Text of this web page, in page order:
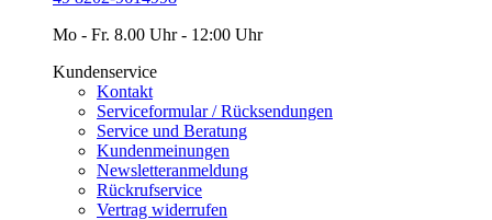
Mo - Fr. 8.00 Uhr - 12:00 Uhr
Kundenservice
Kontakt
Serviceformular / Rücksendungen
Service und Beratung
Kundenmeinungen
Newsletteranmeldung
Rückrufservice
Vertrag widerrufen